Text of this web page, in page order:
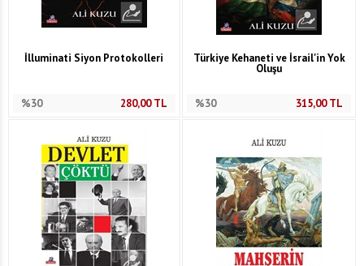
İlluminati Siyon Protokolleri
%30 280,00TL
Türkiye Kehaneti ve İsrail'in Yok
Oluşu
%30 315,00TL